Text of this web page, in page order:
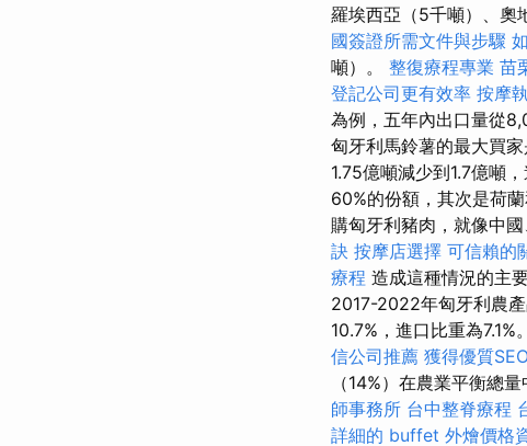
羅埃西亞（5千噸）、奧
國簽證所需文件與步驟
噸）。 整復療程專業 苗
登記公司更有效率 按摩
為例，五年內出口量從
匈牙利馬鈴薯的最大買
1.75億噸減少到1.7億噸
60%的份額，其次是荷
購匈牙利豬肉，就像中
訣 按摩店選擇 可信賴的
療程 造成這種情況的主
2017-2022年匈牙利農
10.7%，進口比重為7.1%。
信公司推薦 獲得優質
（14%）在農業平衡總
師事務所 台中整脊療程
詳細的 buffet 外燴價格